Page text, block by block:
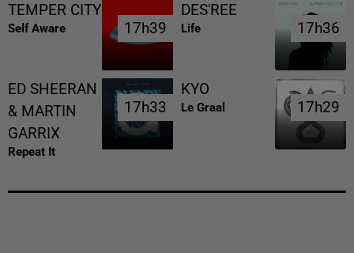
TEMPER CITY
Self Aware 17h39
17h39
DES'REE
Life 17h36
17h36
ED SHEERAN
& MARTIN
GARRIX
Repeat It
17h33
17h33
KYO
Le Graal 17h29
17h29